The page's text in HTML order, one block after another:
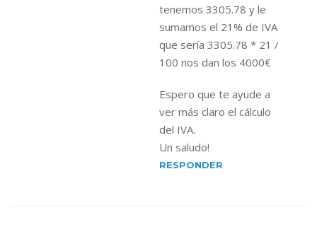
tenemos 3305.78 y le
sumamos el 21% de IVA
que sería 3305.78 * 21 /
100 nos dan los 4000€
Espero que te ayude a
ver más claro el cálculo
del IVA.
Un saludo!
RESPONDER